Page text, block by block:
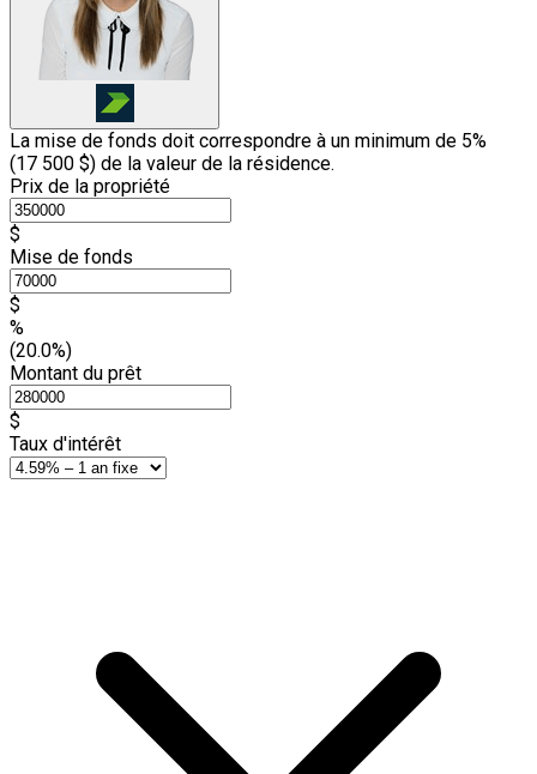
La mise de fonds doit correspondre à un minimum de 5%
(17 500 $) de la valeur de la résidence.
Prix de la propriété
$
Mise de fonds
$
%
(20.0%)
Montant du prêt
$
Taux d'intérêt